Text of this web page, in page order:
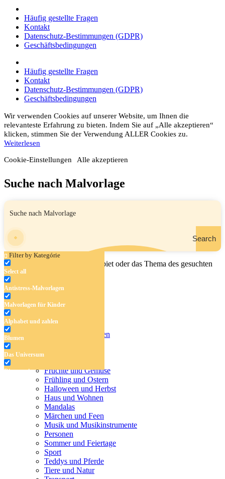
Häufig gestellte Fragen
Kontakt
Datenschutz-Bestimmungen (GDPR)
Geschäftsbedingungen
Häufig gestellte Fragen
Kontakt
Datenschutz-Bestimmungen (GDPR)
Geschäftsbedingungen
Wir verwenden Cookies auf unserer Website, um Ihnen die
relevanteste Erfahrung zu bieten. Indem Sie auf „Alle akzeptieren“
klicken, stimmen Sie der Verwendung ALLER Cookies zu.
Weiterlesen
Cookie-Einstellungen Alle akzeptieren
Suche nach Malvorlage
Search
Filter by Kategórie
Select all
Antistress-Malvorlagen
Malvorlagen für Kinder
Alphabet und zahlen
Blumen
Das Universum
Dinosaurier
Früchte und Gemüse
Frühling und Ostern
Halloween und Herbst
Haus und Wohnen
Märchen und Feen
Geben Sie den Namen, das Gebiet oder das Thema des gesuchten
Malbuchs ein.
Malvorlagen für Kinder
Alphabet und zahlen
Früchte und Gemüse
Frühling und Ostern
Halloween und Herbst
Haus und Wohnen
Mandalas
Märchen und Feen
Musik und Musikinstrumente
Personen
Sommer und Feiertage
Sport
Teddys und Pferde
Tiere und Natur